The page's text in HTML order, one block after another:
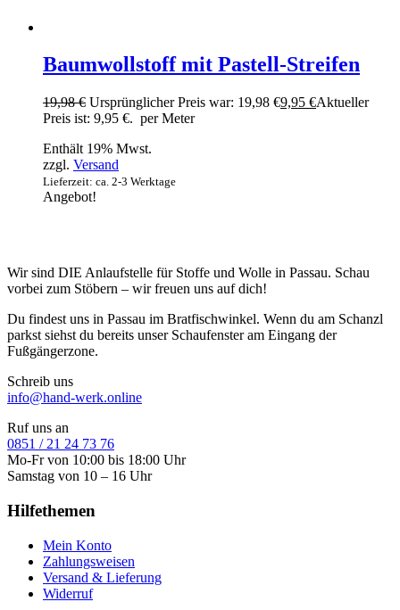
Baumwollstoff mit Pastell-Streifen
19,98€ Ursprünglicher Preis war: 19,98 €9,95 €Aktueller
Preis ist: 9,95 €. per Meter
Enthält 19% Mwst.
zzgl. Versand
Lieferzeit: ca. 2-3 Werktage
Angebot!
Wir sind DIE Anlaufstelle für Stoffe und Wolle in Passau. Schau
vorbei zum Stöbern – wir freuen uns auf dich!
Du findest uns in Passau im Bratfischwinkel. Wenn du am Schanzl
parkst siehst du bereits unser Schaufenster am Eingang der
Fußgängerzone.
Schreib uns
info@hand-werk.online
Ruf uns an
0851 / 21 24 73 76
Mo-Fr von 10:00 bis 18:00 Uhr
Samstag von 10 – 16 Uhr
Hilfethemen
Mein Konto
Zahlungsweisen
Versand & Lieferung
Widerruf